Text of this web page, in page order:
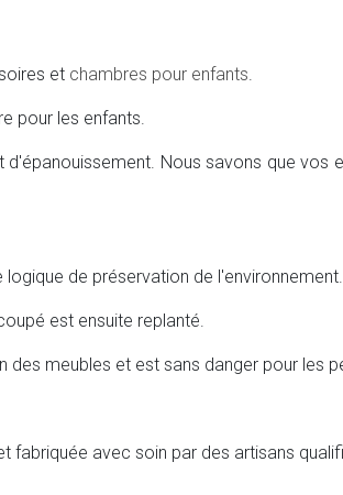
et chambres pour enfants.
pour les enfants.
Nous savons que vos
de préservation de l'environnement.
est ensuite replanté.
des meubles et est sans danger pour les
avec soin par des artisans